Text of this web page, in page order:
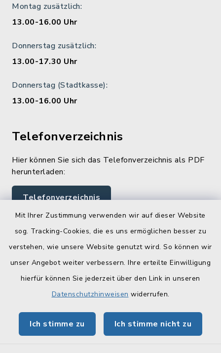
Mit Ihrer Zustimmung verwenden wir auf dieser Website
sog. Tracking-Cookies, die es uns ermöglichen besser zu
verstehen, wie unsere Website genutzt wird. So können wir
unser Angebot weiter verbessern. Ihre erteilte Einwilligung
hierfür können Sie jederzeit über den Link in unseren
Datenschutzhinweisen widerrufen.
Ich stimme zu Ich stimme nicht zu
Montag zusätzlich:
13.00-16.00 Uhr
Donnerstag zusätzlich:
13.00-17.30 Uhr
Donnerstag (Stadtkasse):
13.00-16.00 Uhr
Telefonverzeichnis
Hier können Sie sich das Telefonverzeichnis als PDF
herunterladen:
Telefonverzeichnis
Quicklinks
Landratsamt Lichtenfels
Geoportal Lichtenfels
BayernPortal